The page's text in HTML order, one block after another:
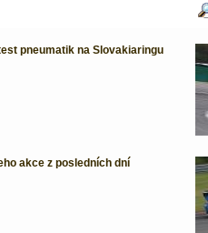
pneumatik na Slovakiaringu
akce z posledních dní